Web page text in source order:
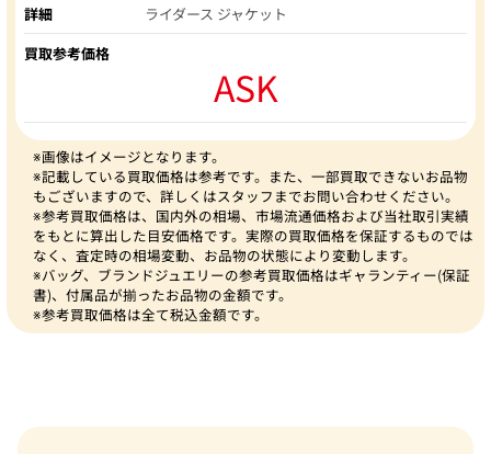
詳細
ライダース ジャケット
買取参考価格
ASK
※画像はイメージとなります。
※記載している買取価格は参考です。また、一部買取できないお品物
もございますので、詳しくはスタッフまでお問い合わせください。
※参考買取価格は、国内外の相場、市場流通価格および当社取引実績
をもとに算出した目安価格です。実際の買取価格を保証するものでは
なく、査定時の相場変動、お品物の状態により変動します。
※バッグ、ブランドジュエリーの参考買取価格はギャランティー(保証
書)、付属品が揃ったお品物の金額です。
※参考買取価格は全て税込金額です。